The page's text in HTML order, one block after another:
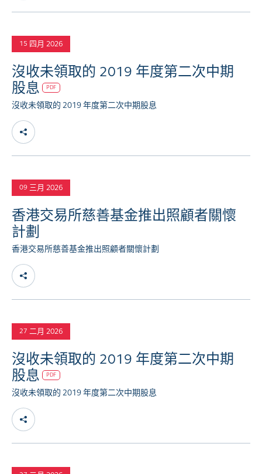
15 四月 2026
沒收未領取的 2019 年度第二次中期
股息
PDF
沒收未領取的 2019 年度第二次中期股息
09 三月 2026
香港交易所慈善基金推出照顧者關懷
計劃
香港交易所慈善基金推出照顧者關懷計劃
27 二月 2026
沒收未領取的 2019 年度第二次中期
股息
PDF
沒收未領取的 2019 年度第二次中期股息